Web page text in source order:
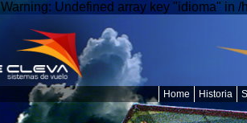
Warning: Undefined array key "idioma" in
Historia
Home